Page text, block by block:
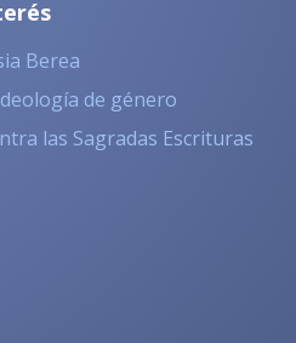
Berea
de género
las Sagradas Escrituras